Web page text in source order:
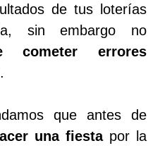
de tus loterías
sin embargo no
cometer errores
que antes de
una fiestapor la